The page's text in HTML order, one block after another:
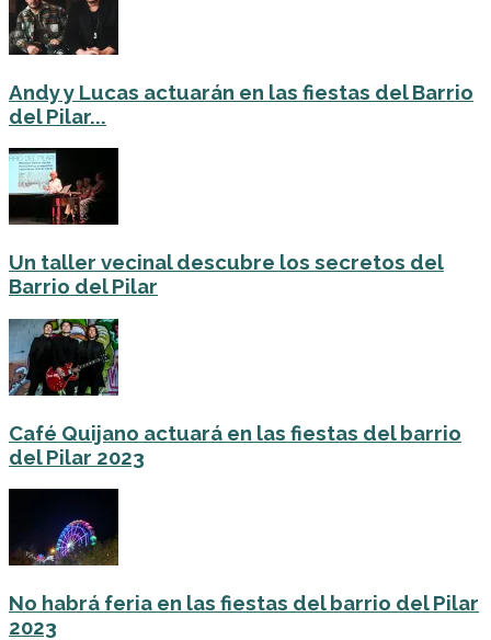
Andy y Lucas actuarán en las fiestas del Barrio
del Pilar...
Un taller vecinal descubre los secretos del
Barrio del Pilar
Café Quijano actuará en las fiestas del barrio
del Pilar 2023
No habrá feria en las fiestas del barrio del Pilar
2023